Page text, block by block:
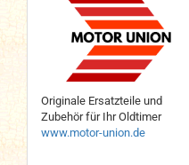
Originale Ersatzteile und
Zubehör für Ihr Oldtimer
www.motor-union.de